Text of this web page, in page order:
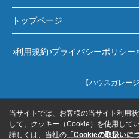
トップページ
利用規約 プライバシーポリシー
【ハウスガレー
当サイトでは、お客様の当サイト利用
して、クッキー（Cookie）を使用してい
詳しくは、当社の 「Cookieの取扱いに